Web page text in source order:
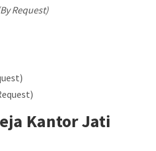
Request)
Kantor Jati